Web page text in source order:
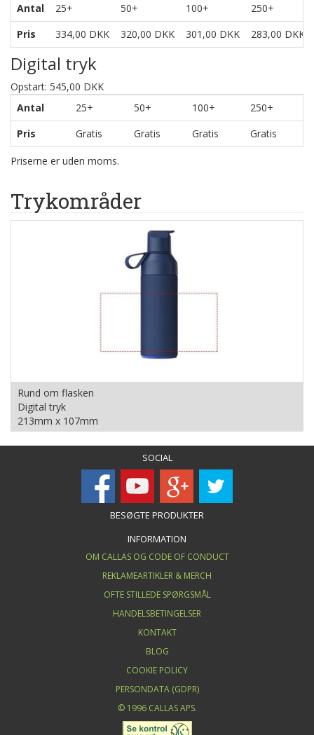
Antal 25+ 50+ 100+
250+
Pris
334,00 DKK 320,00 DKK 301,00 DKK 283,00 DKK
Digital tryk
Opstart: 545,00 DKK
Antal
25+ 50+ 100+
250+
Pris
Gratis Gratis Gratis Gratis
Priserne er uden moms.
Trykområder
Rund om flasken
Digital tryk
213mm x 107mm
SOCIAL
BESØGTE PRODUKTER
INFORMATION
OM CALLAS OG CODE OF CONDUCT
REKLAMEARTIKLER & MERCH
OFTE STILLEDE SPØRGSMÅL
HANDELSBETINGELSER
KONTAKT
BLOG
COOKIE POLICY
PERSONDATA (GDPR)
© 1996 CALLAS APS.